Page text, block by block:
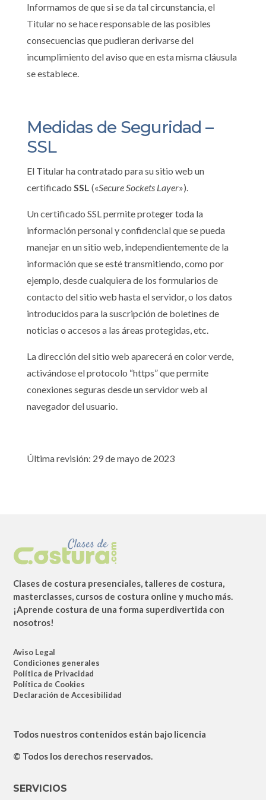
Informamos de que si se da tal circunstancia, el
Titular no se hace responsable de las posibles
consecuencias que pudieran derivarse del
incumplimiento del aviso que en esta misma cláusula
se establece.
Medidas de Seguridad –
SSL
El Titular ha contratado para su sitio web un
certificado SSL («Secure Sockets Layer»).
Un certificado SSL permite proteger toda la
información personal y confidencial que se pueda
manejar en un sitio web, independientemente de la
información que se esté transmitiendo, como por
ejemplo, desde cualquiera de los formularios de
contacto del sitio web hasta el servidor, o los datos
introducidos para la suscripción de boletines de
noticias o accesos a las áreas protegidas, etc.
La dirección del sitio web aparecerá en color verde,
activándose el protocolo “https” que permite
conexiones seguras desde un servidor web al
navegador del usuario.
Última revisión: 29 de mayo de 2023
Clases de costura presenciales, talleres de costura,
masterclasses, cursos de costura online y mucho más.
¡Aprende costura de una forma superdivertida con
nosotros!
Aviso Legal
Condiciones generales
Política de Privacidad
Política de Cookies
Declaración de Accesibilidad
Todos nuestros contenidos están bajo licencia
© Todos los derechos reservados.
SERVICIOS